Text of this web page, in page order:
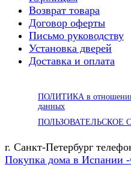
Возврат товара
Договор оферты
Письмо руководству
Установка дверей
Доставка и оплата
ПОЛИТИКА в отношении
данных
ПОЛЬЗОВАТЕЛЬСКОЕ
г. Санкт-Петербург
Покупка дома в Испании -